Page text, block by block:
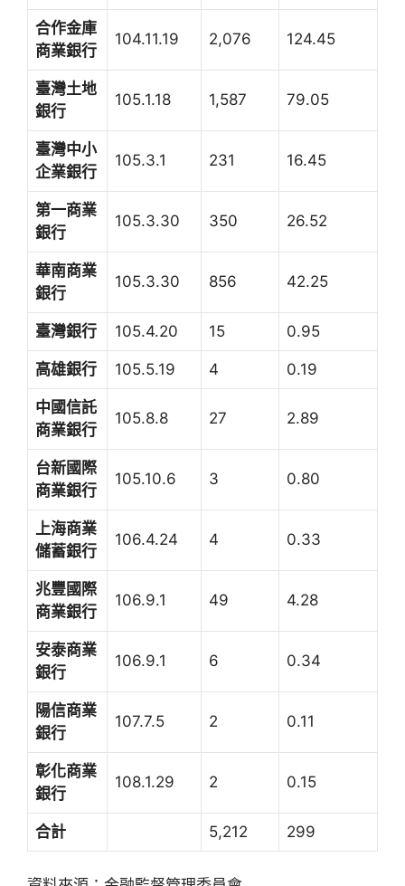
合作金庫
商業銀行
104.11.19 2,076 124.45
臺灣土地
銀行
105.1.18 1,587 79.05
臺灣中小
企業銀行
105.3.1 231 16.45
第一商業
銀行
105.3.30 350 26.52
華南商業
銀行
105.3.30 856 42.25
臺灣銀行 105.4.20 15 0.95
高雄銀行 105.5.19 4 0.19
中國信託
商業銀行
105.8.8 27 2.89
台新國際
商業銀行
105.10.6 3 0.80
上海商業
儲蓄銀行
106.4.24 4 0.33
兆豐國際
商業銀行
106.9.1 49 4.28
安泰商業
銀行
106.9.1 6 0.34
陽信商業
銀行
107.7.5 2 0.11
彰化商業
銀行
108.1.29 2 0.15
合計 5,212 299